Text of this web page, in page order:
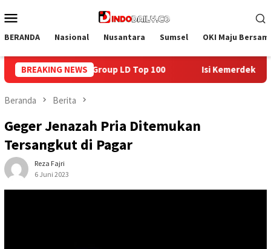
ke
Mobile
BERANDA Nasional Nusantara Sumsel OKI Maju
BREAKING NEWS
Isi Kemerdekaan dengan Kepedulian, Lapas Sekayu
Beranda Berita
Geger Jenazah Pria Ditemukan
Tersangkut di Pagar
Reza Fajri
6 Juni 2023